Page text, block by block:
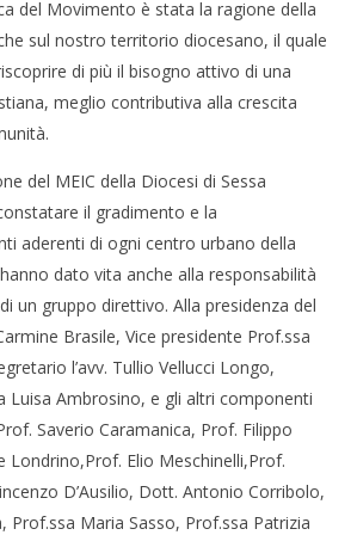
del Movimento è stata la ragione della
sul nostro territorio diocesano, il quale
di più il bisogno attivo di una
meglio contributiva alla crescita
del MEIC della Diocesi di Sessa
il gradimento e la
aderenti di ogni centro urbano della
dato vita anche alla responsabilità
un gruppo direttivo. Alla presidenza del
Brasile, Vice presidente Prof.ssa
l’avv. Tullio Vellucci Longo,
Luisa Ambrosino, e gli altri componenti
Saverio Caramanica, Prof. Filippo
Londrino,Prof. Elio Meschinelli,Prof.
D’Ausilio, Dott. Antonio Corribolo,
Prof.ssa Maria Sasso, Prof.ssa Patrizia